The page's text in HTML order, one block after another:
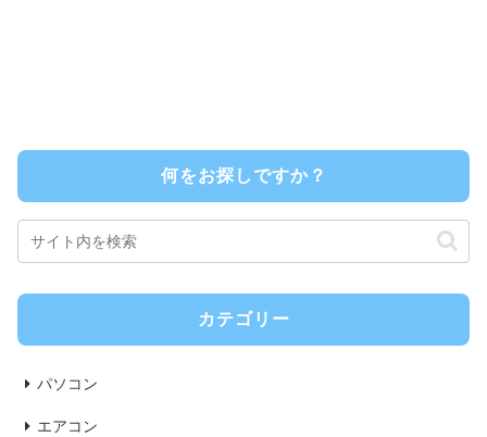
何をお探しですか？
カテゴリー
パソコン
エアコン